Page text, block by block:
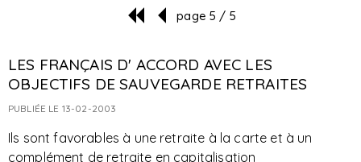
page 5 / 5
LES FRANÇAIS D' ACCORD AVEC LES
OBJECTIFS DE SAUVEGARDE RETRAITES
PUBLIÉE LE 13-02-2003
Ils sont favorables à une retraite à la carte et à un
complément de retraite en capitalisation